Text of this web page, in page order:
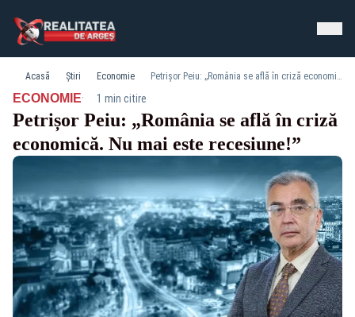
Acasă Știri Economie Petrișor Peiu: „România se află în criză economică. Nu mai este recesiune!”
ECONOMIE· 1 min citire
Petrișor Peiu: „România se află în criză
economică. Nu mai este recesiune!”